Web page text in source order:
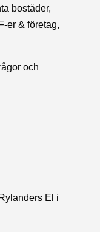
bostäder,
er & företag,
och
El i